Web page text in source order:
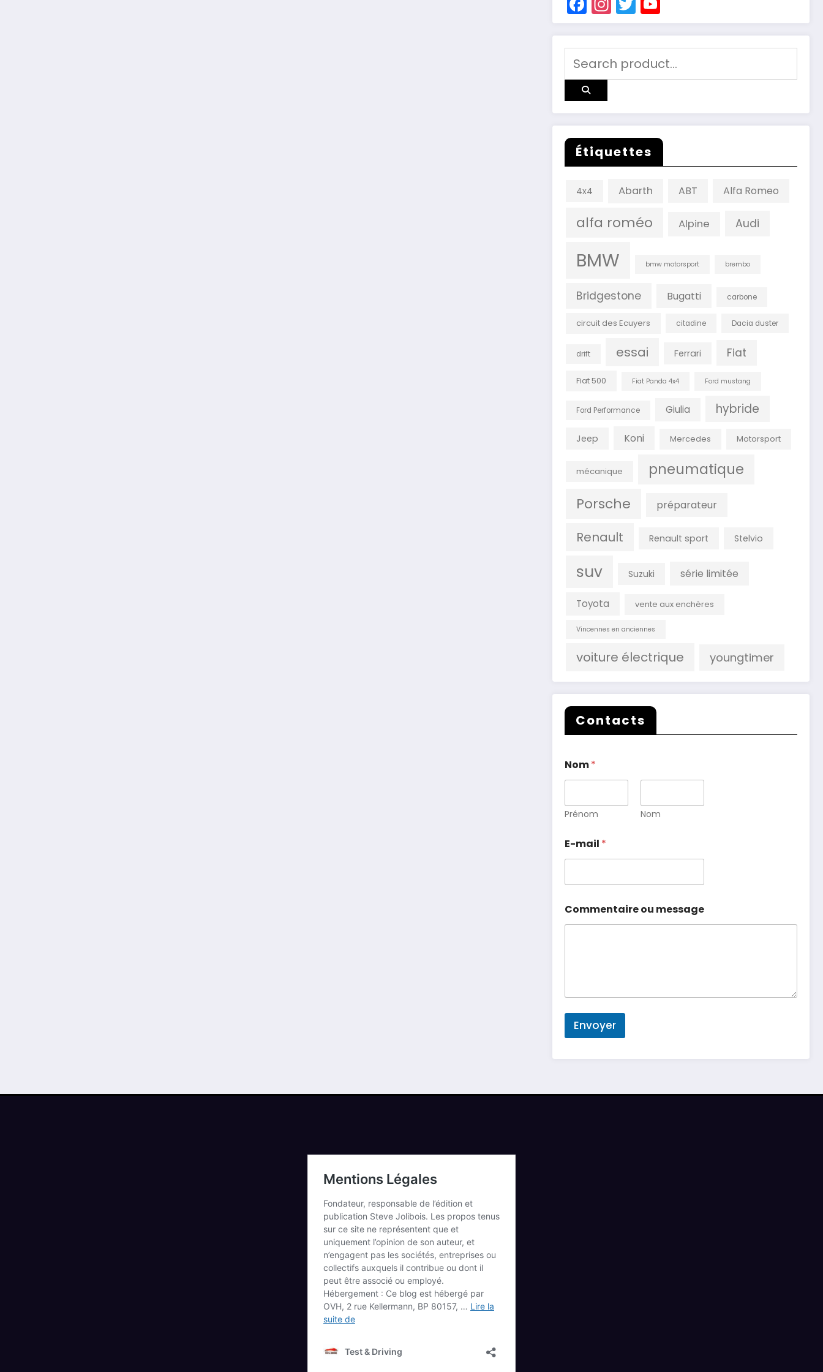
Channel
Étiquettes
4x4 Abarth ABT Alfa Romeo
alfa roméo Alpine Audi
BMW bmw motorsport brembo
Bridgestone Bugatti carbone
circuit des Ecuyers citadine Dacia duster
drift essai Ferrari Fiat
Fiat 500 Fiat Panda 4x4 Ford mustang
Ford Performance Giulia hybride
Jeep Koni Mercedes Motorsport
mécanique pneumatique
Porsche préparateur
Renault Renault sport Stelvio
suv Suzuki série limitée
Toyota vente aux enchères
Vincennes en anciennes
voiture électrique youngtimer
Contacts
Nom*
Prénom Nom
E-mail *
Commentaire ou message
Envoyer